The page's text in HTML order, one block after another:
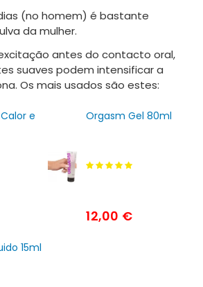
(no homem) é bastante
da mulher.
antes do contacto oral,
suaves podem intensificar a
Os mais usados são estes:
e
Orgasm Gel 80ml
12,00 €
15ml